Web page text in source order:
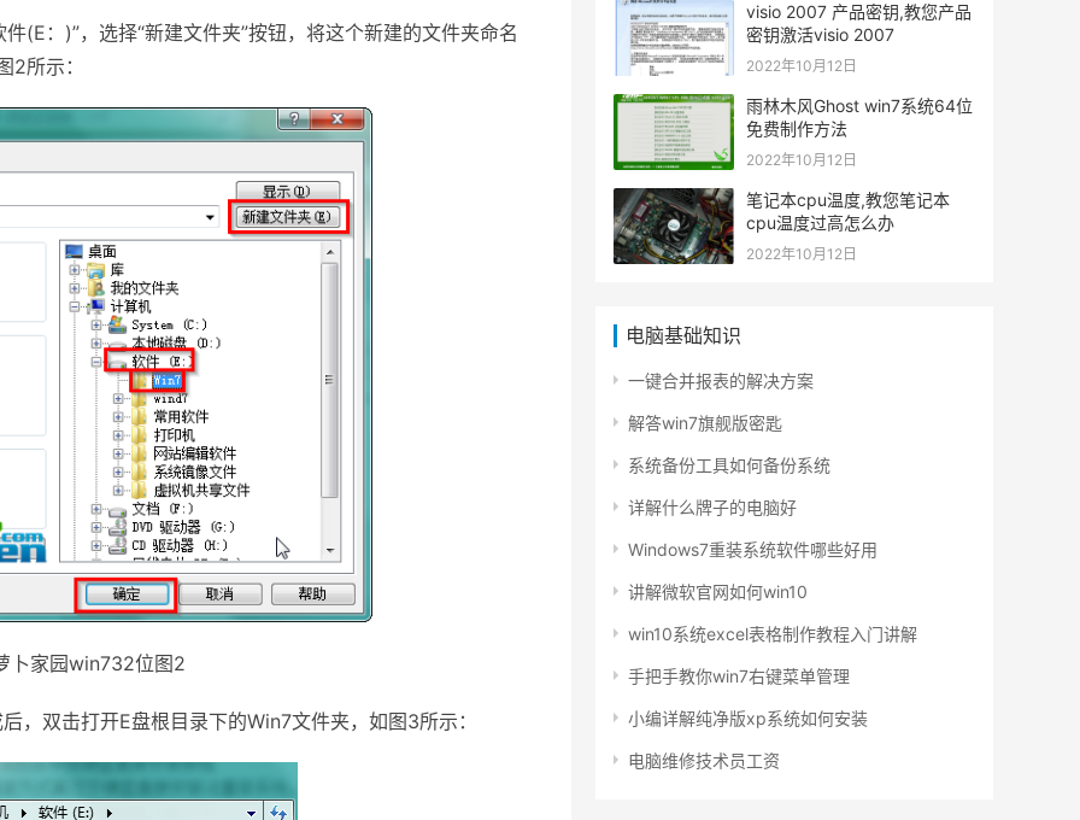
：)”，选择“新建文件夹”按钮，将这个新建的文件夹命名
2所示：
园win732位图2
双击打开E盘根目录下的Win7文件夹，如图3所示：
visio 2007 产品密钥,教您产品
密钥激活visio 2007
2022年10月12日
雨林木风Ghost win7系统64位
免费制作方法
2022年10月12日
笔记本cpu温度,教您笔记本
cpu温度过高怎么办
2022年10月12日
电脑基础知识
一键合并报表的解决方案
解答win7旗舰版密匙
系统备份工具如何备份系统
详解什么牌子的电脑好
Windows7重装系统软件哪些好用
讲解微软官网如何win10
win10系统excel表格制作教程入门讲解
手把手教你win7右键菜单管理
小编详解纯净版xp系统如何安装
电脑维修技术员工资